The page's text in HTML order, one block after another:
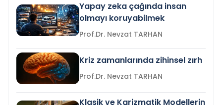
Yapay zeka çağında insan
olmayı koruyabilmek
Prof.Dr. Nevzat TARHAN
Kriz zamanlarında zihinsel zırh
Prof.Dr. Nevzat TARHAN
Klasik ve Karizmatik Modellerin